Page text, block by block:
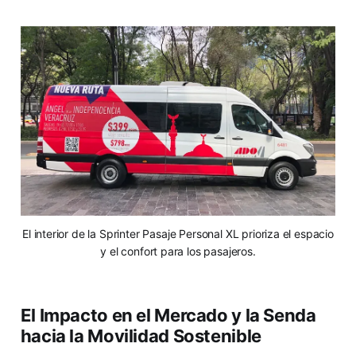
El interior de la Sprinter Pasaje Personal XL prioriza el espacio
y el confort para los pasajeros.
El Impacto en el Mercado y la Senda
hacia la Movilidad Sostenible